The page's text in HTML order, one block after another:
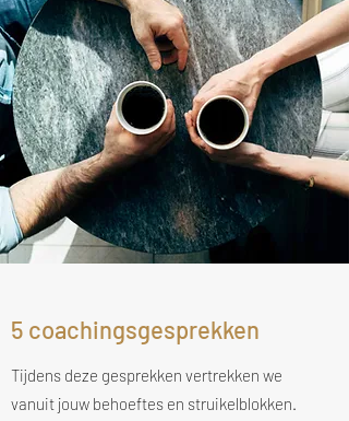
5 coachingsgesprekken
Tijdens deze gesprekken vertrekken we
vanuit jouw behoeftes en struikelblokken.